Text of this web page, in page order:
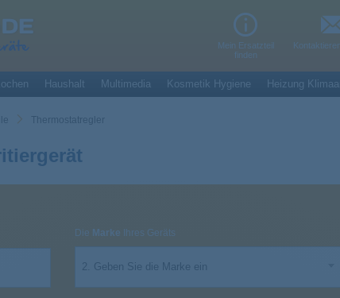
Mein Ersatzteil
finden
Haushalt Multimedia Kosmetik Hygiene Heizung
Thermostatregler
Die Marke Ihres Geräts
2. Geben Sie die Marke ein